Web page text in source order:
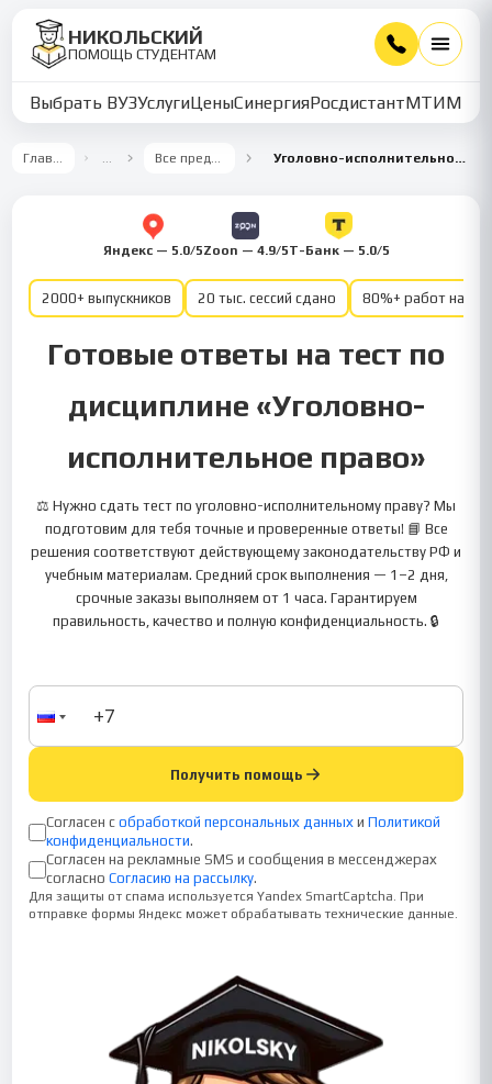
НИКОЛЬСКИЙ
ПОМОЩЬ СТУДЕНТАМ
Выбрать ВУЗУслугиЦеныСинергияРосдистантМТИММУ
Главная … Все предметы Уголовно-исполнительное право.
Яндекс — 5.0/5Zoon — 4.9/5Т-Банк — 5.0/5
2000+ выпускников 20 тыс. сессий сдано 80%+ работ на
Готовые ответы на тест по
дисциплине «Уголовно-
исполнительное право»
⚖️ Нужно сдать тест по уголовно-исполнительному праву? Мы
подготовим для тебя точные и проверенные ответы! 📘 Все
решения соответствуют действующему законодательству РФ и
учебным материалам. Средний срок выполнения — 1–2 дня,
срочные заказы выполняем от 1 часа. Гарантируем
правильность, качество и полную конфиденциальность. 🔒
Получить помощь
Согласен с обработкой персональных данных и Политикой
конфиденциальности.
Согласен на рекламные SMS и сообщения в мессенджерах
согласно Согласию на рассылку.
Для защиты от спама используется Yandex SmartCaptcha. При
отправке формы Яндекс может обрабатывать технические данные.